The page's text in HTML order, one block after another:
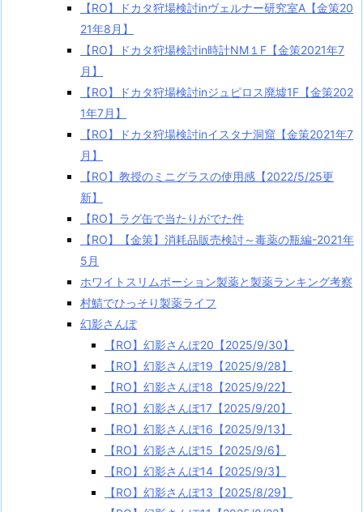
【RO】ドカタ狩場検討inヴェルナー研究室A【金策20
21年8月】
【RO】ドカタ狩場検討in時計NM１F【金策2021年7
月】
【RO】ドカタ狩場検討inジュピロス廃墟1F【金策202
1年7月】
【RO】ドカタ狩場検討inイスタナ洞窟【金策2021年7
月】
【RO】教授のミニグラスの使用感【2022/5/25更
新】
【RO】ラグ缶で当たりがでた件
【RO】【金策】消耗品販売検討～毒薬の瓶編-2021年
5月
ホワイトスリムポーション製薬と製薬ランキング考察
村鯖でひっそり製薬ライフ
幻影さんぽ
【RO】幻影さんぽ20【2025/9/30】
【RO】幻影さんぽ19【2025/9/28】
【RO】幻影さんぽ18【2025/9/22】
【RO】幻影さんぽ17【2025/9/20】
【RO】幻影さんぽ16【2025/9/13】
【RO】幻影さんぽ15【2025/9/6】
【RO】幻影さんぽ14【2025/9/3】
【RO】幻影さんぽ13【2025/8/29】